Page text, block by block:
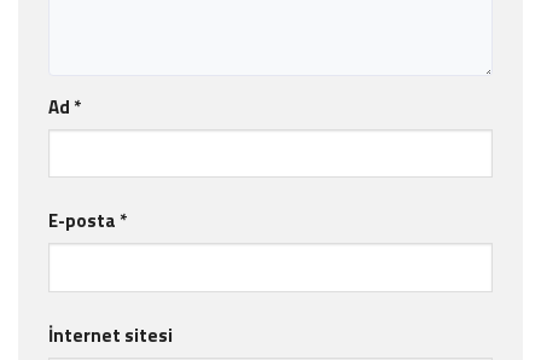
Ad *
E-posta *
İnternet sitesi